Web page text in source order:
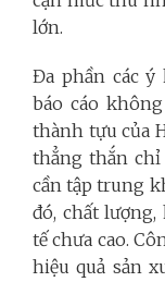
lớn.
Đa phần các ý
báo cáo
thành tựu của
thẳng thắn
cần tập trung
đó, chất
tế chưa cao.
hiệu quả sản